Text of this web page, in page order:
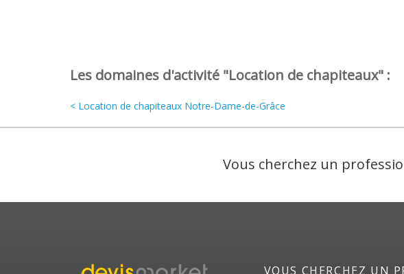
Les domaines d'activité "Location de chapiteaux" :
< Location de chapiteaux Notre-Dame-de-Grâce
Vous cherchez un
VOUS CHERCHEZ UN